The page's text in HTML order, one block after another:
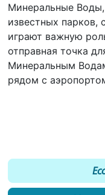
Минеральные
известных парков,
играют важную
отправная точка
Минеральным
рядом с